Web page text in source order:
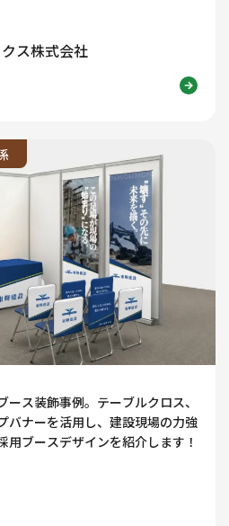
ス株式会社
ス装飾事例。テーブルクロス、
バナーを活用し、建設現場の力強
用ブースデザインを紹介します！